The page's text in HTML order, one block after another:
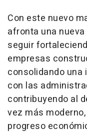
Con este nuevo
afronta una
seguir
empresas
consolidando
con las
contribuyendo al
vez más
progreso